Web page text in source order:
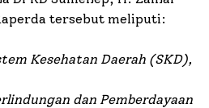
tersebut meliputi:
Kesehatan Daerah (SKD),
dan Pemberdayaan